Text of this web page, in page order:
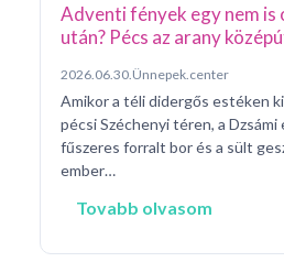
Adventi fények egy nem is
után? Pécs az arany
2026.06.30. Ünnepek.center
Amikor a téli didergős estéken
pécsi Széchenyi téren, a
fűszeres forralt bor és a sült
ember…
Tovabb olvasom